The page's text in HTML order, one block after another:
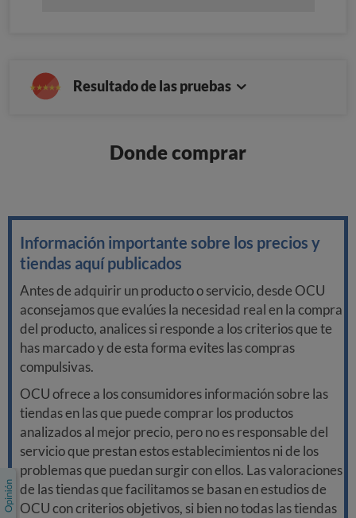
Resultado de las pruebas
Donde comprar
Información importante sobre los precios y
tiendas aquí publicados
Antes de adquirir un producto o servicio, desde OCU
aconsejamos que evalúes la necesidad real en la compra
del producto, analices si responde a los criterios que te
has marcado y de esta forma evites las compras
compulsivas.
OCU ofrece a los consumidores información sobre las
tiendas en las que puede comprar los productos
analizados al mejor precio, pero no es responsable del
servicio que prestan estos establecimientos ni de los
problemas que puedan surgir con ellos. Las valoraciones
de las tiendas que facilitamos se basan en estudios de
OCU con criterios objetivos, si bien no todas las tiendas